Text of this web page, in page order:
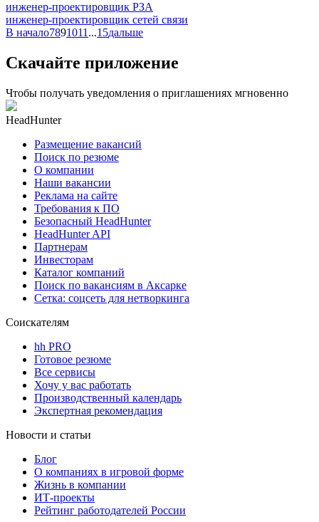
инженер-проектировщик РЗА
инженер-проектировщик сетей связи
В начало7891011 ...15дальше
Скачайте приложение
Чтобы получать уведомления о приглашениях мгновенно
HeadHunter
Размещение вакансий
Поиск по резюме
О компании
Наши вакансии
Реклама на сайте
Требования к ПО
Безопасный HeadHunter
HeadHunter API
Партнерам
Инвесторам
Каталог компаний
Поиск по вакансиям в Аксарке
Сетка: соцсеть для нетворкинга
Соискателям
hh PRO
Готовое резюме
Все сервисы
Хочу у вас работать
Производственный календарь
Экспертная рекомендация
Новости и статьи
Блог
О компаниях в игровой форме
Жизнь в компании
ИТ-проекты
Рейтинг работодателей России